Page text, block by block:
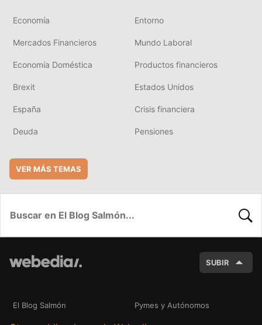
Economía Entorno
Mercados Financieros Mundo Laboral
Economía Doméstica Productos financieros
Brexit Estados Unidos
España Crisis financiera
Deuda Pensiones
VER MÁS TEMAS
SUBIR
El Blog Salmón Pymes y Autónomos